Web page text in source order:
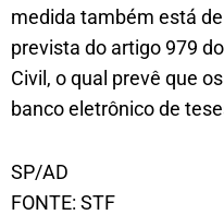
medida também está
prevista do artigo 979
Civil, o qual prevê que
banco eletrônico de
SP/AD
FONTE: STF